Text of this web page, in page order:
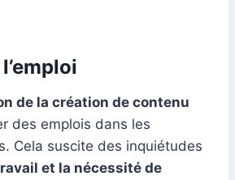
de la création de contenu
des emplois dans les
Cela suscite des inquiétudes
et la nécessité de